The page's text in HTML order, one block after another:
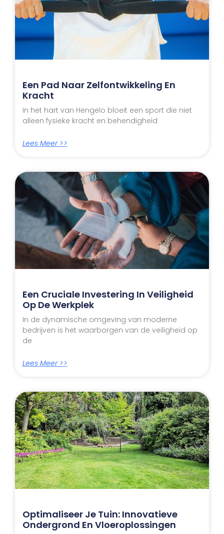
Een Pad Naar Zelfontwikkeling En
Kracht
In het hart van Hengelo bloeit een sport die niet
alleen fysieke kracht en behendigheid
Lees Meer >>
Een Cruciale Investering In Veiligheid
Op De Werkplek
In de dynamische omgeving van moderne
bedrijven is het waarborgen van de veiligheid op
de
Lees Meer >>
Optimaliseer Je Tuin: Innovatieve
Ondergrond En Vloeroplossingen